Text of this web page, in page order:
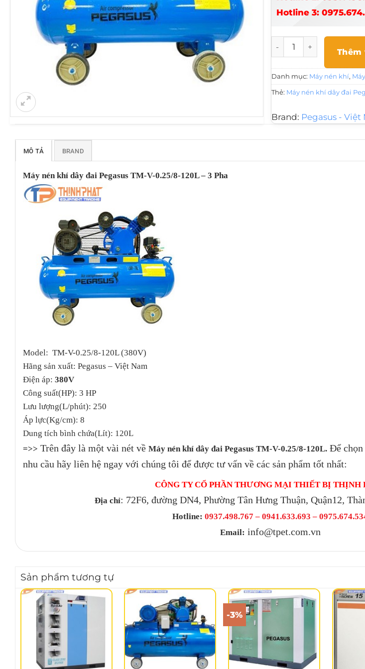
Hotline 3:
Máy nén khí dây đai
Thêm
Danh mục: Máy nén khí,
Thẻ: Máy nén khí dây đai
Brand: Pegasus - Việt
MÔ TẢ BRAND
Máy nén khí dây đai Pegasus TM-V-0.25/8-120L – 3 Pha
Model: TM-V-0.25/8-120L (380V)
Hãng sản xuất: Pegasus – Việt Nam
Điện áp:380V
Công suất(HP): 3 HP
Lưu lượng(L/phút): 250
Áp lực(Kg/cm): 8
Dung tích bình chứa(Lít): 120L
=>> Trên đây là một vài nét vềMáy nén khí dây đai Pegasus TM-V-0.25/8-120L. Để chọn
nhu cầu hãy liên hệ ngay với chúng tôi để được tư vấn về các sản phẩm tốt nhất:
CÔNG TY CỔ PHẦN THƯƠNG MẠI THIẾT BỊ THỊNH
Địa chỉ: 72F6, đường DN4, Phường Tân Hưng Thuận, Quận12,
Hotline: 0937.498.767 – 0941.633.693 –
Email: info@tpet.com.vn
Sản phẩm tương tự
-3%